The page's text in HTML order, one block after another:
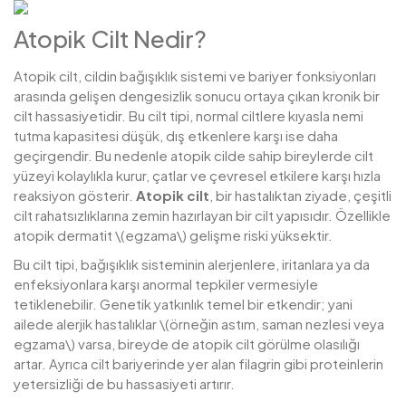
Atopik Cilt Nedir?
Atopik cilt, cildin bağışıklık sistemi ve bariyer fonksiyonları
arasında gelişen dengesizlik sonucu ortaya çıkan kronik bir
cilt hassasiyetidir. Bu cilt tipi, normal ciltlere kıyasla nemi
tutma kapasitesi düşük, dış etkenlere karşı ise daha
geçirgendir. Bu nedenle atopik cilde sahip bireylerde cilt
yüzeyi kolaylıkla kurur, çatlar ve çevresel etkilere karşı hızla
reaksiyon gösterir. Atopik cilt , bir hastalıktan ziyade, çeşitli
cilt rahatsızlıklarına zemin hazırlayan bir cilt yapısıdır. Özellikle
atopik dermatit \(egzama\) gelişme riski yüksektir.
Bu cilt tipi, bağışıklık sisteminin alerjenlere, iritanlara ya da
enfeksiyonlara karşı anormal tepkiler vermesiyle
tetiklenebilir. Genetik yatkınlık temel bir etkendir; yani
ailede alerjik hastalıklar \(örneğin astım, saman nezlesi veya
egzama\) varsa, bireyde de atopik cilt görülme olasılığı
artar. Ayrıca cilt bariyerinde yer alan filagrin gibi proteinlerin
yetersizliği de bu hassasiyeti artırır.